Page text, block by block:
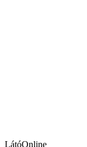
LátóOnline